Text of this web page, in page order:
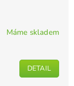
Máme skladem
DETAIL